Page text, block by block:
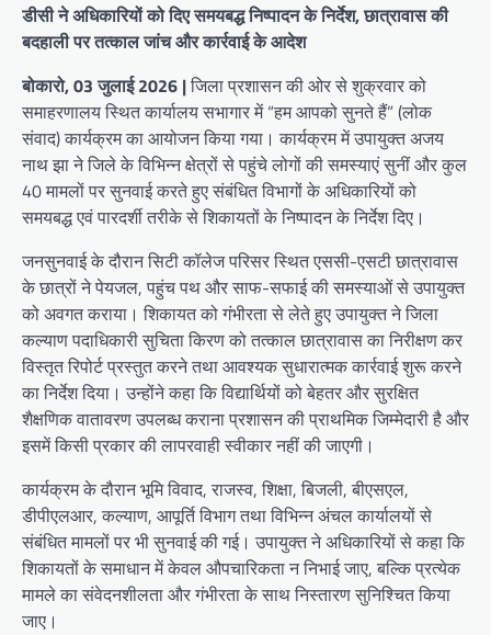
डीसी ने अधिकारियों को दिए समयबद्ध निष्पादन के निर्देश, छात्रावास की
बदहाली पर तत्काल जांच और कार्रवाई के आदेश
बोकारो, 03जुलाई2026 |जिला प्रशासन की ओर से शुक्रवार को
समाहरणालय स्थित कार्यालय सभागार में “हम आपको सुनते हैं” (लोक
संवाद) कार्यक्रम का आयोजन किया गया। कार्यक्रम में उपायुक्त अजय
नाथ झा ने जिले के विभिन्न क्षेत्रों से पहुंचे लोगों की समस्याएं सुनीं और कुल
40 मामलों पर सुनवाई करते हुए संबंधित विभागों के अधिकारियों को
समयबद्ध एवं पारदर्शी तरीके से शिकायतों के निष्पादन के निर्देश दिए।
जनसुनवाई के दौरान सिटी कॉलेज परिसर स्थित एससी-एसटी छात्रावास
के छात्रों ने पेयजल, पहुंच पथ और साफ-सफाई की समस्याओं से उपायुक्त
को अवगत कराया। शिकायत को गंभीरता से लेते हुए उपायुक्त ने जिला
कल्याण पदाधिकारी सुचिता किरण को तत्काल छात्रावास का निरीक्षण कर
विस्तृत रिपोर्ट प्रस्तुत करने तथा आवश्यक सुधारात्मक कार्रवाई शुरू करने
का निर्देश दिया। उन्होंने कहा कि विद्यार्थियों को बेहतर और सुरक्षित
शैक्षणिक वातावरण उपलब्ध कराना प्रशासन की प्राथमिक जिम्मेदारी है और
इसमें किसी प्रकार की लापरवाही स्वीकार नहीं की जाएगी।
कार्यक्रम के दौरान भूमि विवाद, राजस्व, शिक्षा, बिजली, बीएसएल,
डीपीएलआर, कल्याण, आपूर्ति विभाग तथा विभिन्न अंचल कार्यालयों से
संबंधित मामलों पर भी सुनवाई की गई। उपायुक्त ने अधिकारियों से कहा कि
शिकायतों के समाधान में केवल औपचारिकता न निभाई जाए, बल्कि प्रत्येक
मामले का संवेदनशीलता और गंभीरता के साथ निस्तारण सुनिश्चित किया
जाए।